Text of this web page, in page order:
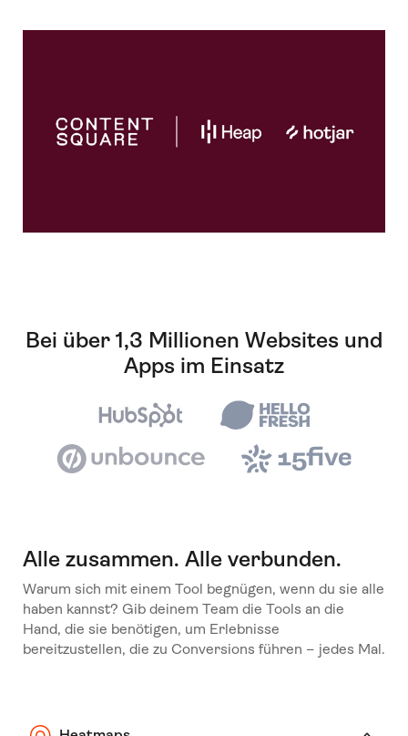
Bei über 1,3 Millionen Websites und
Apps im Einsatz
Alle zusammen. Alle verbunden.
Warum sich mit einem Tool begnügen, wenn du sie alle
haben kannst? Gib deinem Team die Tools an die
Hand, die sie benötigen, um Erlebnisse
bereitzustellen, die zu Conversions führen – jedes Mal.